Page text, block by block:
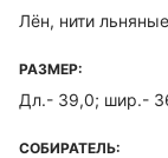
Лён, нити
РАЗМЕР:
Дл.- 39,0; шир.-
СОБИРАТЕЛЬ: